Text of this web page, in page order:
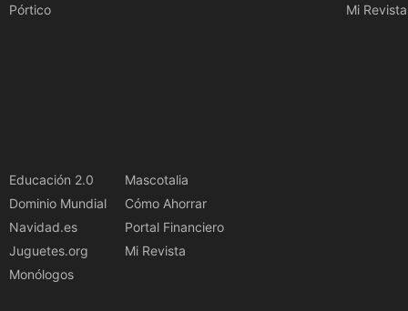
Pórtico
Mi Revista
Educación 2.0
Dominio Mundial
Navidad.es
Juguetes.org
Monólogos
Mascotalia
Cómo Ahorrar
Portal Financiero
Mi Revista